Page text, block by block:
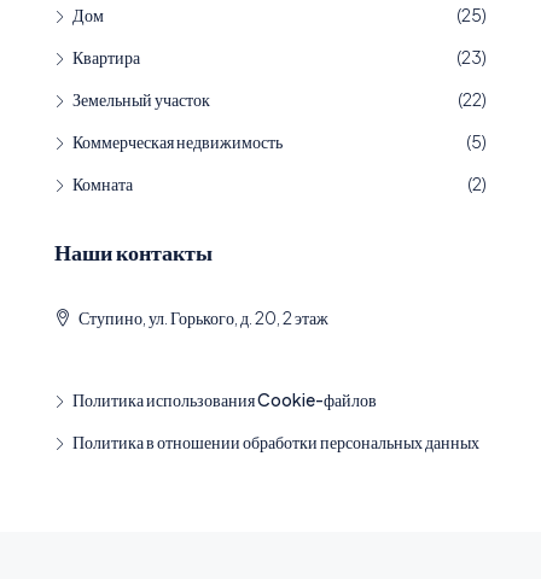
Дом
(25)
Квартира
(23)
Земельный участок
(22)
Коммерческая недвижимость
(5)
Комната
(2)
Наши контакты
Ступино, ул. Горького, д. 20, 2 этаж
Политика использования Cookie-файлов
Политика в отношении обработки персональных данных